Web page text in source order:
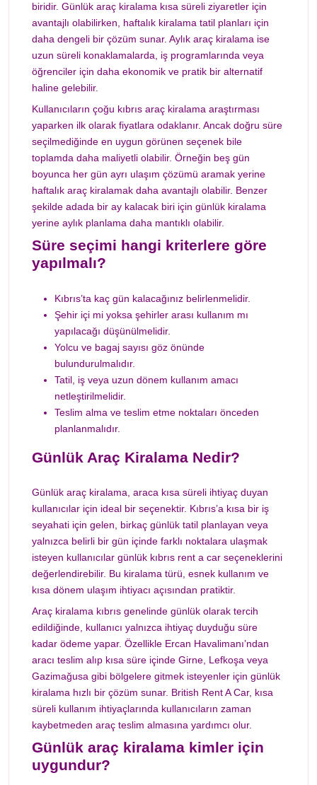
biridir. Günlük araç kiralama kısa süreli ziyaretler için
avantajlı olabilirken, haftalık kiralama tatil planları için
daha dengeli bir çözüm sunar. Aylık araç kiralama ise
uzun süreli konaklamalarda, iş programlarında veya
öğrenciler için daha ekonomik ve pratik bir alternatif
haline gelebilir.
Kullanıcıların çoğu kıbrıs araç kiralama araştırması
yaparken ilk olarak fiyatlara odaklanır. Ancak doğru süre
seçilmediğinde en uygun görünen seçenek bile
toplamda daha maliyetli olabilir. Örneğin beş gün
boyunca her gün ayrı ulaşım çözümü aramak yerine
haftalık araç kiralamak daha avantajlı olabilir. Benzer
şekilde adada bir ay kalacak biri için günlük kiralama
yerine aylık planlama daha mantıklı olabilir.
Süre seçimi hangi kriterlere göre
yapılmalı?
Kıbrıs’ta kaç gün kalacağınız belirlenmelidir.
Şehir içi mi yoksa şehirler arası kullanım mı
yapılacağı düşünülmelidir.
Yolcu ve bagaj sayısı göz önünde
bulundurulmalıdır.
Tatil, iş veya uzun dönem kullanım amacı
netleştirilmelidir.
Teslim alma ve teslim etme noktaları önceden
planlanmalıdır.
Günlük Araç Kiralama Nedir?
Günlük araç kiralama, araca kısa süreli ihtiyaç duyan
kullanıcılar için ideal bir seçenektir. Kıbrıs’a kısa bir iş
seyahati için gelen, birkaç günlük tatil planlayan veya
yalnızca belirli bir gün içinde farklı noktalara ulaşmak
isteyen kullanıcılar günlük kıbrıs rent a car seçeneklerini
değerlendirebilir. Bu kiralama türü, esnek kullanım ve
kısa dönem ulaşım ihtiyacı açısından pratiktir.
Araç kiralama kıbrıs genelinde günlük olarak tercih
edildiğinde, kullanıcı yalnızca ihtiyaç duyduğu süre
kadar ödeme yapar. Özellikle Ercan Havalimanı’ndan
aracı teslim alıp kısa süre içinde Girne, Lefkoşa veya
Gazimağusa gibi bölgelere gitmek isteyenler için günlük
kiralama hızlı bir çözüm sunar. British Rent A Car, kısa
süreli kullanım ihtiyaçlarında kullanıcıların zaman
kaybetmeden araç teslim almasına yardımcı olur.
Günlük araç kiralama kimler için
uygundur?